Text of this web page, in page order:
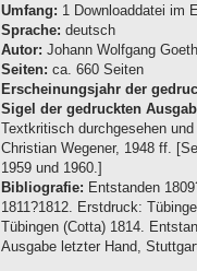
Umfang: 1 Downloaddatei im
Sprache: deutsch
Autor: Johann Wolfgang
Seiten: ca. 660 Seiten
Erscheinungsjahr der
Sigel der gedruckten
Textkritisch durchgesehen
Christian Wegener, 1948 ff.
1959 und 1960.]
Bibliografie: Entstanden
1811?1812. Erstdruck:
Tübingen (Cotta) 1814.
Ausgabe letzter Hand,